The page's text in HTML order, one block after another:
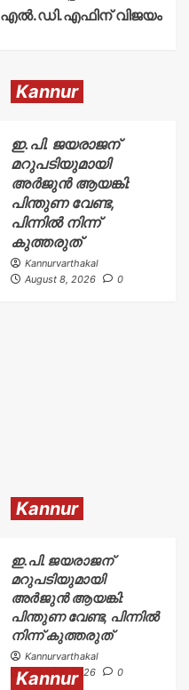
എൽ.ഡി.എഫിന് വിജയം
Kannur
ഇ.പി. ജയരാജന്
മറുപടിയുമായി
അർജുൻ ആയങ്കി:
പിന്തുണ വേണ്ട,
പിന്നിൽ നിന്ന്
കുത്തരുത്
Kannurvarthakal
August 8, 2026
0
Kannur
ഇ.പി. ജയരാജന്
മറുപടിയുമായി
അർജുൻ ആയങ്കി:
പിന്തുണ വേണ്ട, പിന്നിൽ
നിന്ന് കുത്തരുത്
Kannurvarthakal
August 8, 2026
0
Kannur